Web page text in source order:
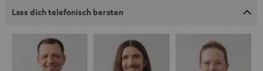
Lass dich telefonisch beraten